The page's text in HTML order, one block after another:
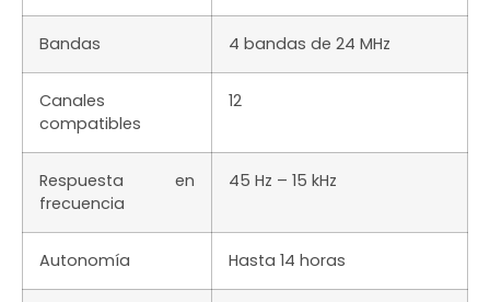
Bandas 4 bandas de 24 MHz
Canales
compatibles
12
Respuesta en
frecuencia
45 Hz – 15 kHz
Autonomía Hasta 14 horas